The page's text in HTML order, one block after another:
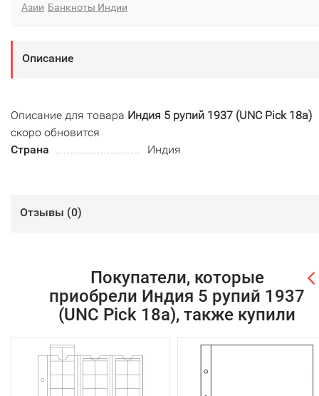
Азии Банкноты Индии
Описание
Описание для товара Индия 5 рупий 1937 (UNC Pick 18а)
скоро обновится
Страна
Индия
Отзывы (0)
Покупатели, которые
приобрели Индия 5 рупий 1937
(UNC Pick 18а), также купили